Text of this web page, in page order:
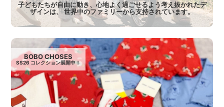
子どもたちが自由に動き、心地よく過ごせるよう考え抜かれたデ
ザインは、 世界中のファミリーから支持されています。
BOBO CHOSES
SS26 コレクション展開中！